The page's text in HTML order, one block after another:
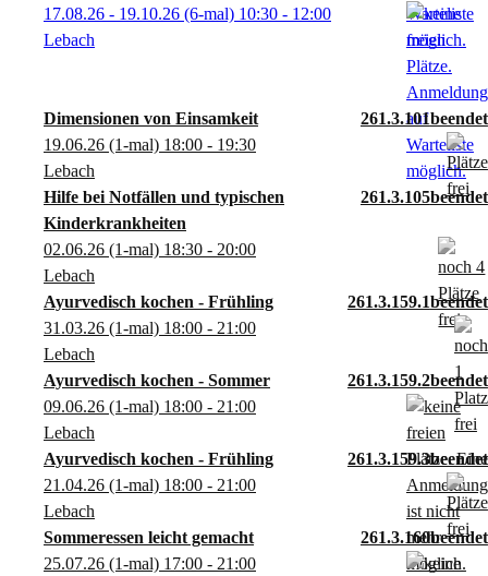
Dimensionen von Einsamkeit
261.3.101
19.06.26 (1-mal) 18:00 - 19:30
Lebach
Hilfe bei Notfällen und typischen
Kinderkrankheiten
261.3.105
02.06.26 (1-mal) 18:30 - 20:00
Lebach
Ayurvedisch kochen - Frühling
261.3.159.1
31.03.26 (1-mal) 18:00 - 21:00
Lebach
Ayurvedisch kochen - Sommer
261.3.159.2
09.06.26 (1-mal) 18:00 - 21:00
Lebach
Ayurvedisch kochen - Frühling
261.3.159.3
21.04.26 (1-mal) 18:00 - 21:00
Lebach
Sommeressen leicht gemacht
261.3.160
25.07.26 (1-mal) 17:00 - 21:00
17.08.26 - 19.10.26 (6-mal) 10:30 - 12:00
Lebach